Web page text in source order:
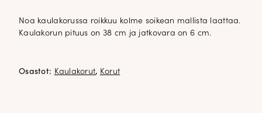
Noa kaulakorussa roikkuu kolme soikean mallista laattaa.
Kaulakorun pituus on 38 cm ja jatkovara on 6 cm.
Osastot: Kaulakorut, Korut